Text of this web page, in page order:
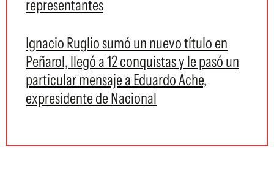
representantes
Ignacio Ruglio sumó un nuevo título en
Peñarol, llegó a 12 conquistas y le pasó un
particular mensaje a Eduardo Ache,
expresidente de Nacional